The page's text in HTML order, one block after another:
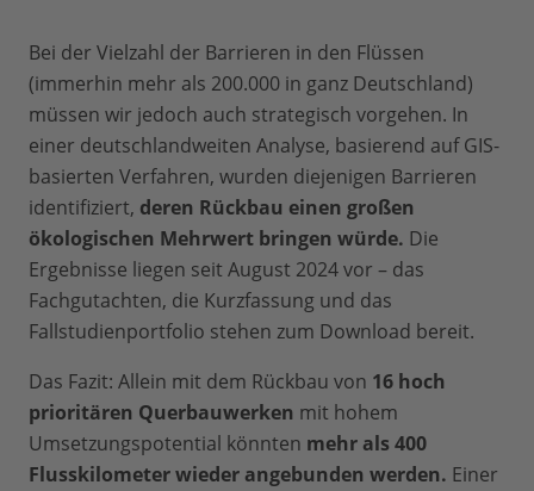
Bei der Vielzahl der Barrieren in den Flüssen
(immerhin mehr als 200.000 in ganz Deutschland)
müssen wir jedoch auch strategisch vorgehen. In
einer deutschlandweiten Analyse, basierend auf GIS-
basierten Verfahren, wurden diejenigen Barrieren
identifiziert, deren Rückbau einen großen
ökologischen Mehrwert bringen würde. Die
Ergebnisse liegen seit August 2024 vor – das
Fachgutachten, die Kurzfassung und das
Fallstudienportfolio stehen zum Download bereit.
Das Fazit: Allein mit dem Rückbau von 16 hoch
prioritären Querbauwerken mit hohem
Umsetzungspotential könnten mehr als 400
Flusskilometer wieder angebunden werden. Einer